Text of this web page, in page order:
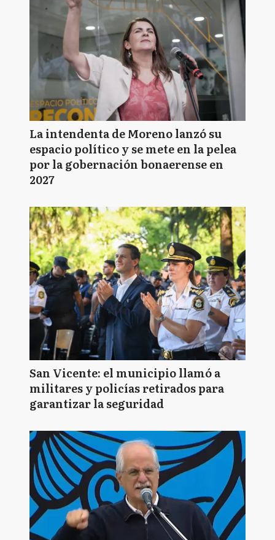
La intendenta de Moreno lanzó su
espacio político y se mete en la pelea
por la gobernación bonaerense en
2027
San Vicente: el municipio llamó a
militares y policías retirados para
garantizar la seguridad